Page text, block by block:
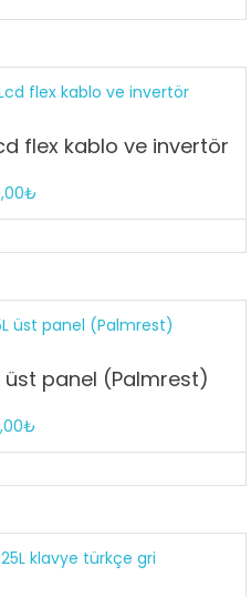
flex kablo ve invertör
₺
üst panel (Palmrest)
₺